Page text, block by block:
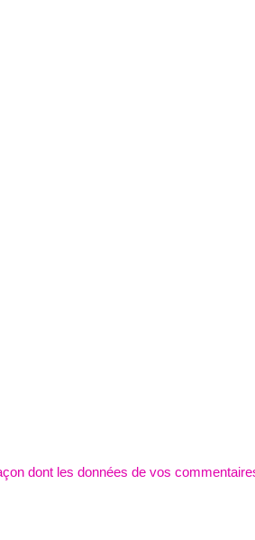
dont les données de vos